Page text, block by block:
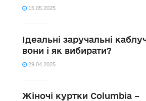
15.05.2025
Ідеальні заручальні
вони і як вибирати?
29.04.2025
Жіночі куртки Columbia –